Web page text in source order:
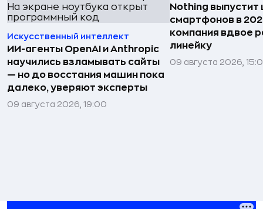
Искусственный интеллект
ИИ-агенты OpenAI и Anthropic
научились взламывать сайты
— но до восстания машин пока
далеко, уверяют эксперты
09 августа 2026, 19:00
Nothing выпустит
смартфонов в
компания вдвое
линейку
09 августа 2026,